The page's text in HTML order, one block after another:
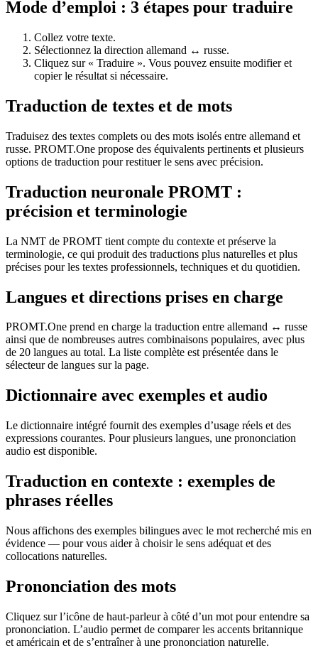
Mode d’emploi : 3 étapes pour traduire
Collez votre texte.
Sélectionnez la direction allemand ↔ russe.
Cliquez sur « Traduire ». Vous pouvez ensuite modifier et
copier le résultat si nécessaire.
Traduction de textes et de mots
Traduisez des textes complets ou des mots isolés entre allemand et
russe. PROMT.One propose des équivalents pertinents et plusieurs
options de traduction pour restituer le sens avec précision.
Traduction neuronale PROMT :
précision et terminologie
La NMT de PROMT tient compte du contexte et préserve la
terminologie, ce qui produit des traductions plus naturelles et plus
précises pour les textes professionnels, techniques et du quotidien.
Langues et directions prises en charge
PROMT.One prend en charge la traduction entre allemand ↔ russe
ainsi que de nombreuses autres combinaisons populaires, avec plus
de 20 langues au total. La liste complète est présentée dans le
sélecteur de langues sur la page.
Dictionnaire avec exemples et audio
Le dictionnaire intégré fournit des exemples d’usage réels et des
expressions courantes. Pour plusieurs langues, une prononciation
audio est disponible.
Traduction en contexte : exemples de
phrases réelles
Nous affichons des exemples bilingues avec le mot recherché mis en
évidence — pour vous aider à choisir le sens adéquat et des
collocations naturelles.
Prononciation des mots
Cliquez sur l’icône de haut-parleur à côté d’un mot pour entendre sa
prononciation. L’audio permet de comparer les accents britannique
et américain et de s’entraîner à une prononciation naturelle.